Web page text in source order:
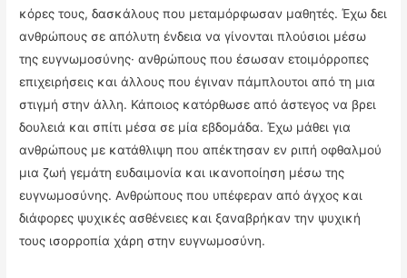
κόρες τους, δασκάλους που μεταμόρφωσαν μαθητές. Έχω δει
ανθρώπους σε απόλυτη ένδεια να γίνονται πλούσιοι μέσω
της ευγνωμοσύνης· ανθρώπους που έσωσαν ετοιμόρροπες
επιχειρήσεις και άλλους που έγιναν πάμπλουτοι από τη μια
στιγμή στην άλλη. Κάποιος κατόρθωσε από άστεγος να βρει
δουλειά και σπίτι μέσα σε μία εβδομάδα. Έχω μάθει για
ανθρώπους με κατάθλιψη που απέκτησαν εν ριπή οφθαλμού
μια ζωή γεμάτη ευδαιμονία και ικανοποίηση μέσω της
ευγνωμοσύνης. Ανθρώπους που υπέφεραν από άγχος και
διάφορες ψυχικές ασθένειες και ξαναβρήκαν την ψυχική
τους ισορροπία χάρη στην ευγνωμοσύνη.